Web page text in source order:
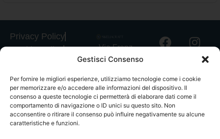
Gestisci Consenso
Per fornire le migliori esperienze, utilizziamo tecnologie come i cookie
per memorizzare e/o accedere alle informazioni del dispositivo. Il
consenso a queste tecnologie ci permetterà di elaborare dati come il
comportamento di navigazione o ID unici su questo sito. Non
acconsentire o ritirare il consenso può influire negativamente su alcune
caratteristiche e funzioni.
Privacy Policy
Cookie Policy
Spedizioni
Informativa
GPSR
Termini e
Via Franz
Fischietti, 15
Palermo
+39
3939546162
info@sikeliac